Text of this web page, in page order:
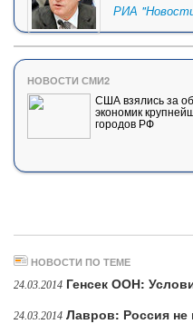
РИА
НОВОСТИ СМИ2
США взялись за
экономик
городов РФ
НОВОСТИ ПО ТЕМЕ
24.03.2014 Генсек ООН:
24.03.2014 Лавров: Россия не